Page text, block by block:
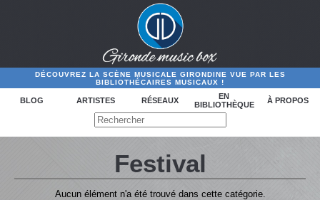
DÉCOUVREZ LA SCÈNE MUSICALE GIRONDINE VUE PAR LES
BIBLIOTHÉCAIRES MUSICAUX !
BLOG ARTISTES RÉSEAUX
EN
BIBLIOTHÈQUE
À PROPOS
Festival
Aucun élément n'a été trouvé dans cette catégorie.